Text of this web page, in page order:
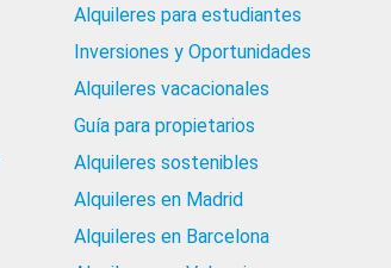
Alquileres para estudiantes
Inversiones y Oportunidades
Alquileres vacacionales
Guía para propietarios
Alquileres sostenibles
Alquileres en Madrid
Alquileres en Barcelona